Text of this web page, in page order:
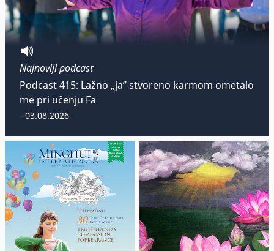
Najnoviji podcast
Podcast 415: Lažno „ja” stvoreno karmom ometalo
me pri učenju Fa
- 03.08.2026